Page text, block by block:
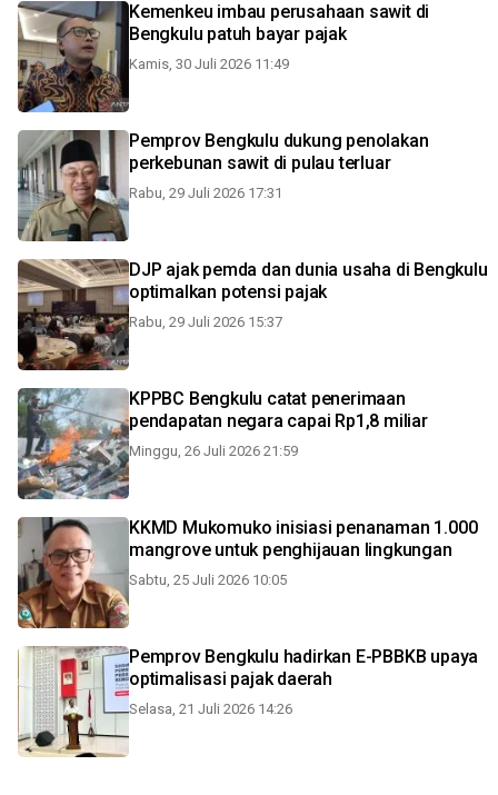
Kemenkeu imbau perusahaan sawit di
Bengkulu patuh bayar pajak
Kamis, 30 Juli 2026 11:49
Pemprov Bengkulu dukung penolakan
perkebunan sawit di pulau terluar
Rabu, 29 Juli 2026 17:31
DJP ajak pemda dan dunia usaha di Bengkulu
optimalkan potensi pajak
Rabu, 29 Juli 2026 15:37
KPPBC Bengkulu catat penerimaan
pendapatan negara capai Rp1,8 miliar
Minggu, 26 Juli 2026 21:59
KKMD Mukomuko inisiasi penanaman 1.000
mangrove untuk penghijauan lingkungan
Sabtu, 25 Juli 2026 10:05
Pemprov Bengkulu hadirkan E-PBBKB upaya
optimalisasi pajak daerah
Selasa, 21 Juli 2026 14:26